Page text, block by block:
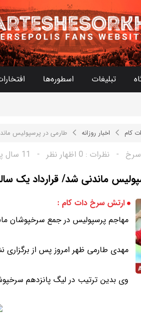
تبلیغات اسطوره‌ها
کام اخبار روزانه طارمی در پرسپولیس
- نظرات : 0 اظهار نظر - 11 سال پیش
ماندنی شد/ قرارداد یک
ارتش سرخ دات کام :
مهاجم پرسپولیس در جمع سرخپوشان
مهدی طارمی ظهر امروز پس از
وی بدین ترتیب در لیگ پانزدهم